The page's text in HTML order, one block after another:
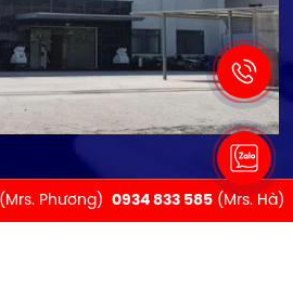
(Mrs. Phương) 0934 833 585 (Mrs. Hà)